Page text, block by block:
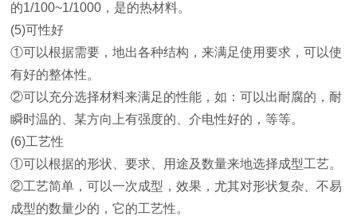
的1/100~1/1000，是的热材料。
(5)可性好
①可以根据需要，地出各种结构，来满足使用要求，可以使
有好的整体性。
②可以充分选择材料来满足的性能，如：可以出耐腐的，耐
瞬时温的、某方向上有强度的、介电性好的，等等。
(6)工艺性
①可以根据的形状、要求、用途及数量来地选择成型工艺。
②工艺简单，可以一次成型，效果，尤其对形状复杂、不易
成型的数量少的，它的工艺性。